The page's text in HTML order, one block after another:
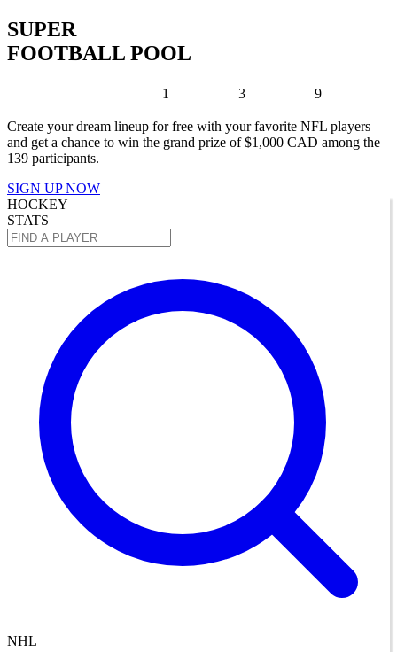
SUPER
FOOTBALL POOL
1 3 9
Create your dream lineup for free with your favorite NFL players
and get a chance to win the grand prize of $1,000 CAD among the
139 participants.
SIGN UP NOW
HOCKEY
STATS
NHL